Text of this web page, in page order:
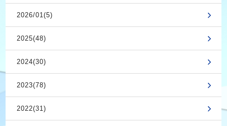
2026/01(5)
2025(48)
2024(30)
2023(78)
2022(31)